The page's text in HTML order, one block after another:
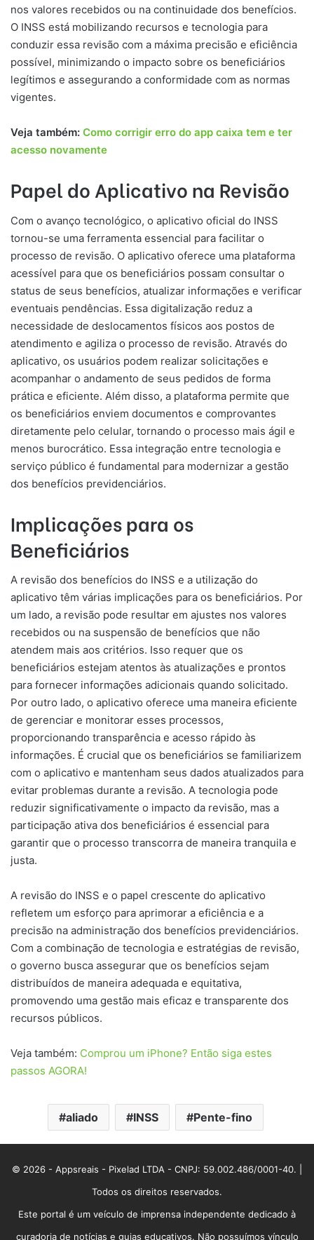
nos valores recebidos ou na continuidade dos benefícios.
O INSS está mobilizando recursos e tecnologia para
conduzir essa revisão com a máxima precisão e eficiência
possível, minimizando o impacto sobre os beneficiários
legítimos e assegurando a conformidade com as normas
vigentes.
Veja também: Como corrigir erro do app caixa tem e ter
acesso novamente
Papel do Aplicativo na Revisão
Com o avanço tecnológico, o aplicativo oficial do INSS
tornou-se uma ferramenta essencial para facilitar o
processo de revisão. O aplicativo oferece uma plataforma
acessível para que os beneficiários possam consultar o
status de seus benefícios, atualizar informações e verificar
eventuais pendências. Essa digitalização reduz a
necessidade de deslocamentos físicos aos postos de
atendimento e agiliza o processo de revisão. Através do
aplicativo, os usuários podem realizar solicitações e
acompanhar o andamento de seus pedidos de forma
prática e eficiente. Além disso, a plataforma permite que
os beneficiários enviem documentos e comprovantes
diretamente pelo celular, tornando o processo mais ágil e
menos burocrático. Essa integração entre tecnologia e
serviço público é fundamental para modernizar a gestão
dos benefícios previdenciários.
Implicações para os
Beneficiários
A revisão dos benefícios do INSS e a utilização do
aplicativo têm várias implicações para os beneficiários. Por
um lado, a revisão pode resultar em ajustes nos valores
recebidos ou na suspensão de benefícios que não
atendem mais aos critérios. Isso requer que os
beneficiários estejam atentos às atualizações e prontos
para fornecer informações adicionais quando solicitado.
Por outro lado, o aplicativo oferece uma maneira eficiente
de gerenciar e monitorar esses processos,
proporcionando transparência e acesso rápido às
informações. É crucial que os beneficiários se familiarizem
com o aplicativo e mantenham seus dados atualizados para
evitar problemas durante a revisão. A tecnologia pode
reduzir significativamente o impacto da revisão, mas a
participação ativa dos beneficiários é essencial para
garantir que o processo transcorra de maneira tranquila e
justa.
A revisão do INSS e o papel crescente do aplicativo
refletem um esforço para aprimorar a eficiência e a
precisão na administração dos benefícios previdenciários.
Com a combinação de tecnologia e estratégias de revisão,
o governo busca assegurar que os benefícios sejam
distribuídos de maneira adequada e equitativa,
promovendo uma gestão mais eficaz e transparente dos
recursos públicos.
Veja também: Comprou um iPhone? Então siga estes
passos AGORA!
aliado INSS Pente-fino
© 2026 - Appsreais - Pixelad LTDA - CNPJ: 59.002.486/0001-40. |
Todos os direitos reservados.
Este portal é um veículo de imprensa independente dedicado à
curadoria de notícias e guias educativos. Não possuímos vínculo